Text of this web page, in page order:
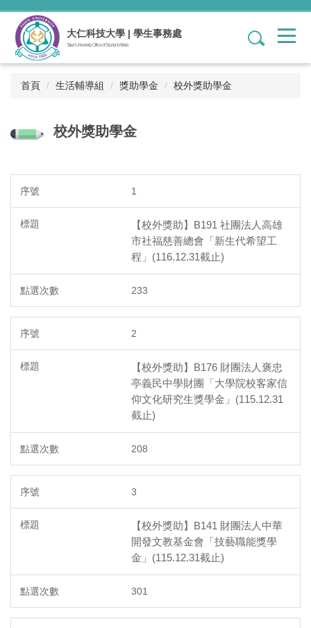
跳
主
要
內
大仁科技大學 | 學生事務處
Tajen University Office of Student Affairs
1
首頁 生活輔導組 獎助學金 校外獎助學金
校外獎助學金
1
【校外獎助】B191 社團法人高雄
市社福慈善總會「新生代希望工
程」(116.12.31截止)
233
2
【校外獎助】B176 財團法人褒忠
亭義民中學財團「大學院校客家信
仰文化研究生獎學金」(115.12.31
截止)
208
3
【校外獎助】B141 財團法人中華
開發文教基金會「技藝職能獎學
金」(115.12.31截止)
301